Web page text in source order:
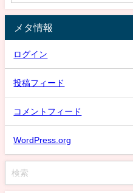
メタ情報
ログイン
投稿フィード
コメントフィード
WordPress.org